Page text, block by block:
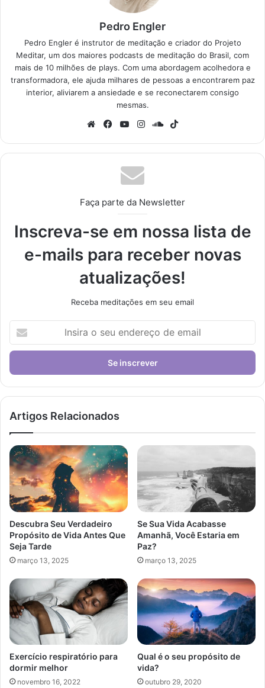
Pedro Engler
Pedro Engler é instrutor de meditação e criador do Projeto
Meditar, um dos maiores podcasts de meditação do Brasil, com
mais de 10 milhões de plays. Com uma abordagem acolhedora e
transformadora, ele ajuda milhares de pessoas a encontrarem paz
interior, aliviarem a ansiedade e se reconectarem consigo
mesmas.
We
te
Fa
bo
ok
Yo
ub
e
Ins
ra
So
dCl
k
Faça parte da Newsletter
Inscreva-se em nossa lista de
e-mails para receber novas
atualizações!
Receba meditações em seu email
s
r
a
s
u
e
n
d
e
r
e
ç
o
d
e
m
a
i
l
Artigos Relacionados
Descubra Seu Verdadeiro
Propósito de Vida Antes Que
Seja Tarde
março 13, 2025
Se Sua Vida Acabasse
Amanhã, Você Estaria em
Paz?
março 13, 2025
Exercício respiratório para
dormir melhor
novembro 16, 2022
Qual é o seu propósito de
vida?
outubro 29, 2020